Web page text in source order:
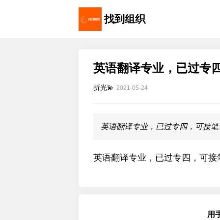
找到组织
英语翻译专业，已过专
折光💫 2021-05-24
英语翻译专业，已过专四，可接
英语翻译专业，已过专四，可接
用